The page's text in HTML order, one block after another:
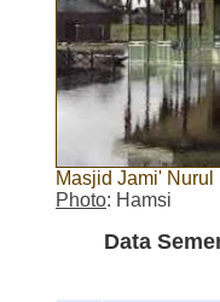
Masjid Jami'
Photo: Hamsi
Data